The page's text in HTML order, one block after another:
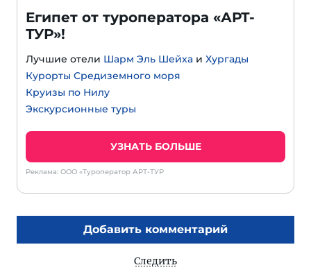
Египет от туроператора «АРТ-
ТУР»!
Лучшие отели Шарм Эль Шейха и Хургады
Курорты Средиземного моря
Круизы по Нилу
Экскурсионные туры
УЗНАТЬ БОЛЬШЕ
Реклама: ООО «Туроператор АРТ-ТУР
Добавить комментарий
Следить